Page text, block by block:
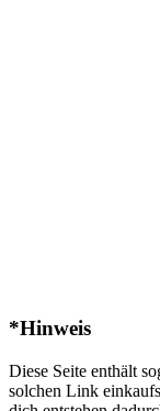
*Hinweis
Diese Seite enthält
solchen Link